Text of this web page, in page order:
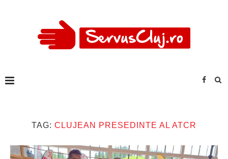
TAG: CLUJEAN PRESEDINTE AL ATCR